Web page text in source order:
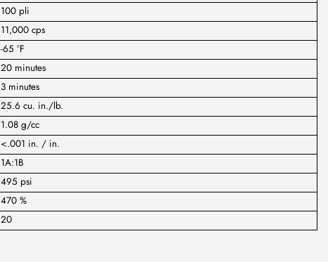
100 pli
11,000 cps
-65 °F
20 minutes
3 minutes
25.6 cu. in./lb.
1.08 g/cc
<.001 in. / in.
1A:1B
495 psi
470 %
20